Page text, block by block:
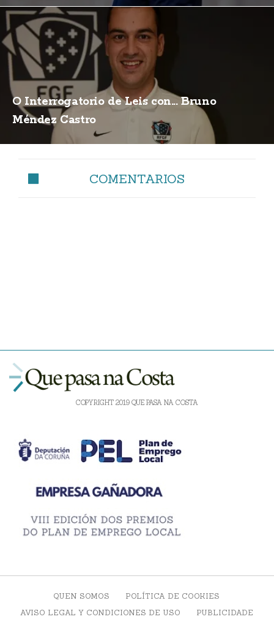
O Interrogatorio de Leis con... Bruno
Méndez Castro
COMENTARIOS
COPYRIGHT 2019 QUE PASA NA COSTA
QUEN SOMOS
POLÍTICA DE COOKIES
AVISO LEGAL Y CONDICIONES DE USO
PUBLICIDADE